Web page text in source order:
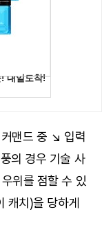
맨드 중 ↘ 입력
의 경우 기술 사
위를 점할 수 있
캐치)을 당하게